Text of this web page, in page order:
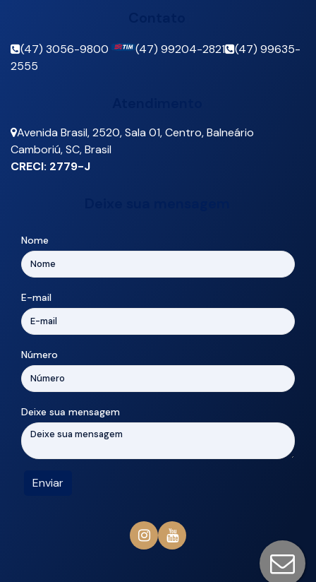
(47) 3056-9800 (47) 99204-2821
(47) 99635-
2555
Avenida Brasil,2520,Sala 01,Centro,Balneário
Camboriú,SC,Brasil
CRECI: 2779-J
Nome
E-mail
Número
Deixe sua mensagem